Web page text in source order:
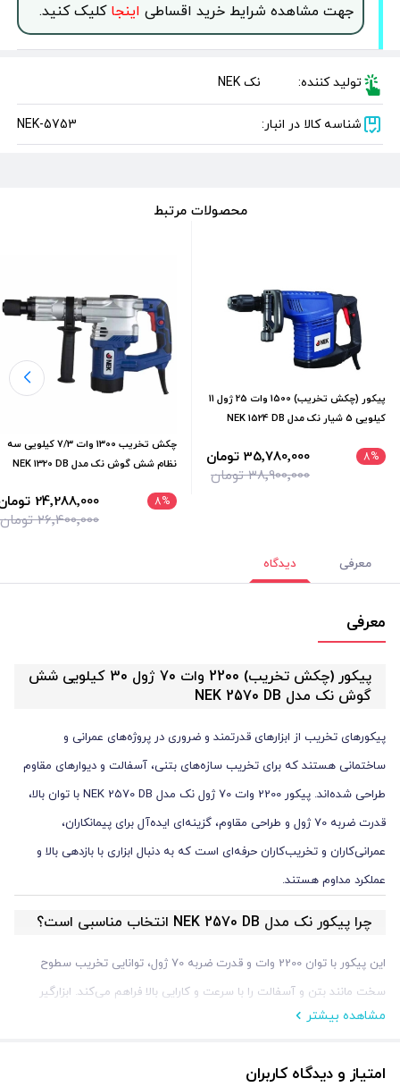
جهت مشاهده شرایط خرید اقساطی اینجاکلیک کنید.
تولید کننده: نک NEK
شناسه کالا در انبار: NEK-5753
محصولات مرتبط
پیکور (چکش تخریب) 1500 وات 25 ژول 11
کیلویی 5 شیار نک مدل NEK 1524 DB
8%
38٬900٬000 تومان
35٬780٬000 تومان
چکش تخریب 1300 وات 7/3 کیلویی سه
نظام شش گوش نک مدل NEK 1320 DB
8%
26٬400٬000 تومان
24٬288٬000 تومان
معرفی دیدگاه
معرفی
پیکور (چکش تخریب) 2200 وات 70 ژول 30 کیلویی شش
گوش نک مدل NEK 2570 DB
پیکورهای تخریب از ابزارهای قدرتمند و ضروری در پروژه‌های عمرانی و
ساختمانی هستند که برای تخریب سازه‌های بتنی، آسفالت و دیوارهای مقاوم
طراحی شده‌اند. پیکور 2200 وات 70 ژول نک مدل NEK 2570 DB با توان بالا،
قدرت ضربه 70 ژول و طراحی مقاوم، گزینه‌ای ایده‌آل برای پیمانکاران،
عمرانی‌کاران و تخریب‌کاران حرفه‌ای است که به دنبال ابزاری با بازدهی بالا و
عملکرد مداوم هستند.
چرا پیکور نک مدل NEK 2570 DB انتخاب مناسبی است؟
این پیکور با توان 2200 وات و قدرت ضربه 70 ژول، توانایی تخریب سطوح
سخت مانند بتن و آسفالت را با سرعت و کارایی بالا فراهم می‌کند. ابزارگیر
می‌کند. وزن 30 کیلوگرمی این دستگاه، پایداری لازم را برای تخریب‌های
مشاهده بیشتر
امتیاز و دیدگاه کاربران